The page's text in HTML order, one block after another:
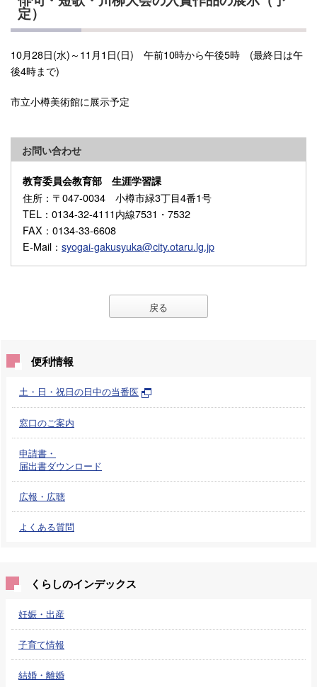
定）
10月28日(水)～11月1日(日) 午前10時から午後5時 (最終日は午
後4時まで)
市立小樽美術館に展示予定
お問い合わせ
教育委員会教育部 生涯学習課
住所 ：〒047-0034 小樽市緑3丁目4番1号
TEL ：0134-32-4111内線7531・7532
FAX ：0134-33-6608
E-Mail ： syogai-gakusyuka@city.otaru.lg.jp
戻る
便利情報
土・日・祝日の日中の当番医
窓口のご案内
申請書・
届出書ダウンロード
広報・広聴
よくある質問
くらしのインデックス
妊娠・出産
子育て情報
結婚・離婚